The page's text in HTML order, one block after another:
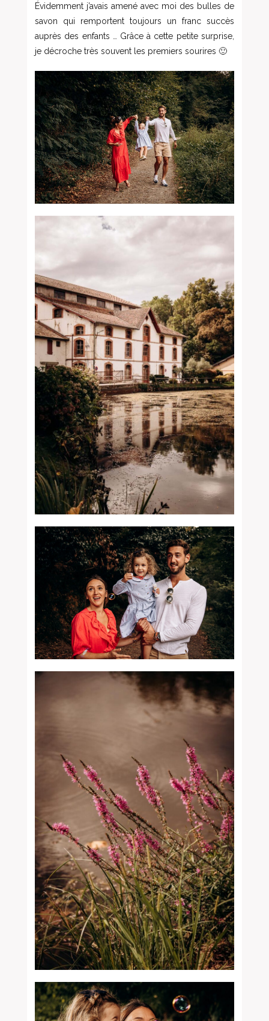
Évidemment j’avais amené avec moi des bulles de
savon qui remportent toujours un franc succès
auprès des enfants … Grâce à cette petite surprise,
je décroche très souvent les premiers sourires 🙂